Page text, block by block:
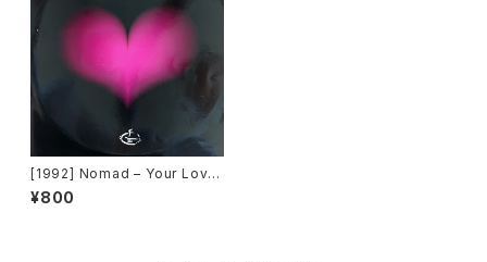
[1992] Nomad – Your Love
Is Lifting Me [Rumour Rec
ords]
¥800